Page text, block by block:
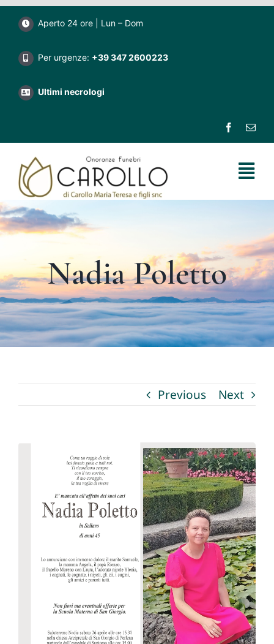
Salta
contenuto
Aperto 24 ore | Lun – Dom
Per urgenze: +39 347 2600223
Ultimi necrologi
Home
I nostri servizi
La Fioreria
Nadia Poletto
Previous Next